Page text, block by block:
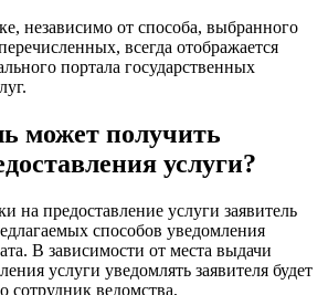
независимо от способа, выбранного
всегда отображается
портала государственных
может получить
услуги?
на предоставление услуги заявитель
способов уведомления
В зависимости от места выдачи
услуги уведомлять заявителя будет
ведомства,